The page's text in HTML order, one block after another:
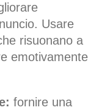
Usare
risuonano a
emotivamente
fornire una